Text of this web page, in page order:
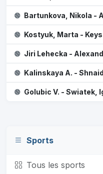
Bartunkova, Nikola -
Kostyuk, Marta - Keys
Jiri Lehecka -
Kalinskaya A. -
Golubic V. - Swiatek,
Sports
Tous les sports